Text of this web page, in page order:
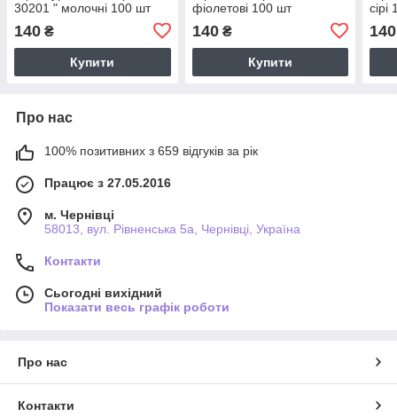
30201 " молочні 100 шт
140 ₴
Купити
фіолетові 100 шт
140₴
Купити
140
Про нас
100% позитивних з 659 відгуків за рік
Працює з 27.05.2016
м. Чернівці
58013, вул. Рівненська 5а, Чернівці, Україна
Контакти
Сьогодні вихідний
Показати весь графік роботи
Про нас
Контакти